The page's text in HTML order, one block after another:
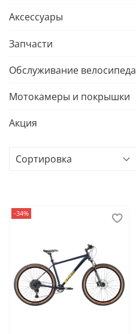
-34%
Аксессуары
Запчасти
Обслуживание велосипеда
Мотокамеры и покрышки
Акция